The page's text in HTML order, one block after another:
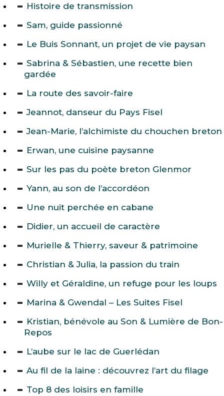
Histoire de transmission
Sam, guide passionné
Le Buis Sonnant, un projet de vie paysan
Sabrina & Sébastien, une recette bien
gardée
La route des savoir-faire
Jeannot, danseur du Pays Fisel
Jean-Marie, l’alchimiste du chouchen breton
Erwan, une cuisine paysanne
Sur les pas du poète breton Glenmor
Yann, au son de l’accordéon
Une nuit perchée en cabane
Didier, un accueil de caractère
Murielle & Thierry, saveur & patrimoine
Christian & Julia, la passion du train
Willy et Géraldine, un refuge pour les loups
Marina & Gwendal – Les Suites Fisel
Kristian, bénévole au Son & Lumière de Bon-
Repos
L’aube sur le lac de Guerlédan
Au fil de la laine : découvrez l’art du filage
Top 8 des loisirs en famille